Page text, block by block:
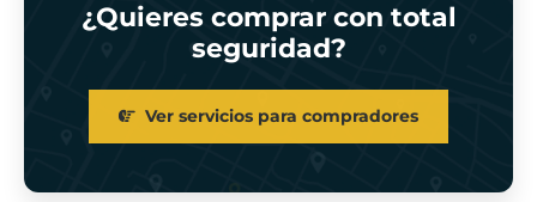
¿Quieres comprar con total
seguridad?
Ver servicios para compradores